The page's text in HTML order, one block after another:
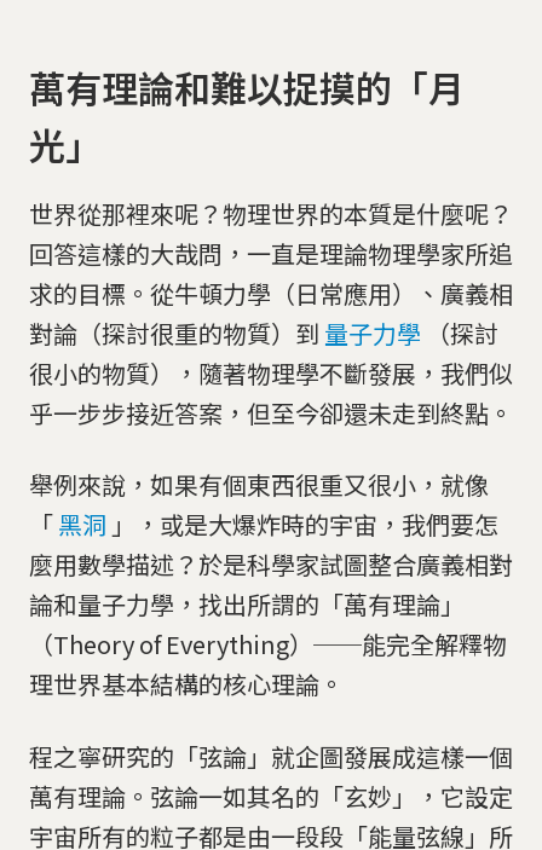
萬有理論和難以捉摸的「月
光」
世界從那裡來呢？物理世界的本質是什麼呢？
回答這樣的大哉問，一直是理論物理學家所追
求的目標。從牛頓力學（日常應用）、廣義相
對論（探討很重的物質）到 量子力學
（探討
很小的物質），隨著物理學不斷發展，我們似
乎一步步接近答案，但至今卻還未走到終點。
舉例來說，如果有個東西很重又很小，就像
「黑洞 」，或是大爆炸時的宇宙，我們要怎
麼用數學描述？於是科學家試圖整合廣義相對
論和量子力學，找出所謂的「萬有理論」
（Theory of Everything）──能完全解釋物
理世界基本結構的核心理論。
程之寧研究的「弦論」就企圖發展成這樣一個
萬有理論。弦論一如其名的「玄妙」，它設定
宇宙所有的粒子都是由一段段「能量弦線」所